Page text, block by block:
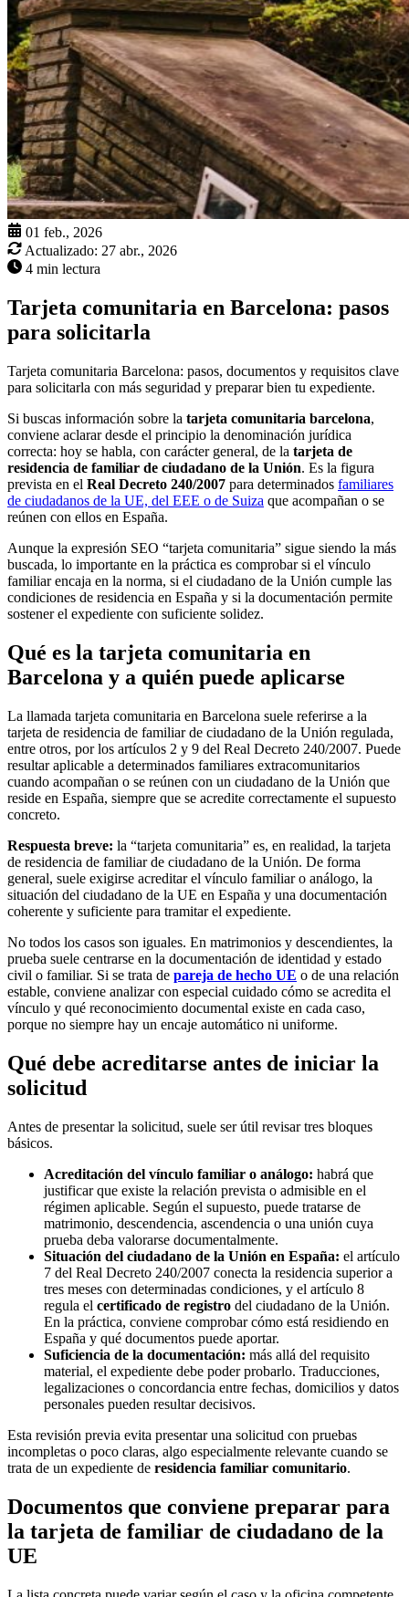
01 feb., 2026
Actualizado: 27 abr., 2026
4 min lectura
Tarjeta comunitaria en Barcelona: pasos
para solicitarla
Tarjeta comunitaria Barcelona: pasos, documentos y requisitos clave
para solicitarla con más seguridad y preparar bien tu expediente.
Si buscas información sobre la tarjeta comunitaria barcelona,
conviene aclarar desde el principio la denominación jurídica
correcta: hoy se habla, con carácter general, de la tarjeta de
residencia de familiar de ciudadano de la Unión. Es la figura
prevista en el Real Decreto 240/2007 para determinados familiares
de ciudadanos de la UE, del EEE o de Suiza que acompañan o se
reúnen con ellos en España.
Aunque la expresión SEO “tarjeta comunitaria” sigue siendo la más
buscada, lo importante en la práctica es comprobar si el vínculo
familiar encaja en la norma, si el ciudadano de la Unión cumple las
condiciones de residencia en España y si la documentación permite
sostener el expediente con suficiente solidez.
Qué es la tarjeta comunitaria en
Barcelona y a quién puede aplicarse
La llamada tarjeta comunitaria en Barcelona suele referirse a la
tarjeta de residencia de familiar de ciudadano de la Unión regulada,
entre otros, por los artículos 2 y 9 del Real Decreto 240/2007. Puede
resultar aplicable a determinados familiares extracomunitarios
cuando acompañan o se reúnen con un ciudadano de la Unión que
reside en España, siempre que se acredite correctamente el supuesto
concreto.
Respuesta breve: la “tarjeta comunitaria” es, en realidad, la tarjeta
de residencia de familiar de ciudadano de la Unión. De forma
general, suele exigirse acreditar el vínculo familiar o análogo, la
situación del ciudadano de la UE en España y una documentación
coherente y suficiente para tramitar el expediente.
No todos los casos son iguales. En matrimonios y descendientes, la
prueba suele centrarse en la documentación de identidad y estado
civil o familiar. Si se trata de pareja de hecho UE o de una relación
estable, conviene analizar con especial cuidado cómo se acredita el
vínculo y qué reconocimiento documental existe en cada caso,
porque no siempre hay un encaje automático ni uniforme.
Qué debe acreditarse antes de iniciar la
solicitud
Antes de presentar la solicitud, suele ser útil revisar tres bloques
básicos.
Acreditación del vínculo familiar o análogo: habrá que
justificar que existe la relación prevista o admisible en el
régimen aplicable. Según el supuesto, puede tratarse de
matrimonio, descendencia, ascendencia o una unión cuya
prueba deba valorarse documentalmente.
Situación del ciudadano de la Unión en España: el artículo
7 del Real Decreto 240/2007 conecta la residencia superior a
tres meses con determinadas condiciones, y el artículo 8
regula el certificado de registro del ciudadano de la Unión.
En la práctica, conviene comprobar cómo está residiendo en
España y qué documentos puede aportar.
Suficiencia de la documentación: más allá del requisito
material, el expediente debe poder probarlo. Traducciones,
legalizaciones o concordancia entre fechas, domicilios y datos
personales pueden resultar decisivos.
Esta revisión previa evita presentar una solicitud con pruebas
incompletas o poco claras, algo especialmente relevante cuando se
trata de un expediente de residencia familiar comunitario.
Documentos que conviene preparar para
la tarjeta de familiar de ciudadano de la
UE